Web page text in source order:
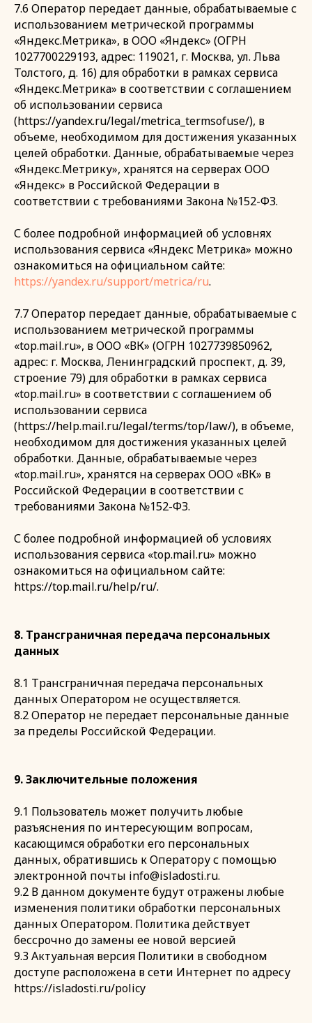
7.6 Оператор передает данные, обрабатываемые с
использованием метрической программы
«Яндекс.Метрика», в ООО «Яндекс» (ОГРН
1027700229193, адрес: 119021, г. Москва, ул. Льва
Толстого, д. 16) для обработки в рамках сервиса
«Яндекс.Метрика» в соответствии с соглашением
об использовании сервиса
(https://yandex.ru/legal/metrica_termsofuse/), в
объеме, необходимом для достижения указанных
целей обработки. Данные, обрабатываемые через
«Яндекс.Метрику», хранятся на серверах ООО
«Яндекс» в Российской Федерации в
соответствии с требованиями Закона №152-ФЗ.
С более подробной информацией об условнях
использования сервиса «Яндекс Метрика» можно
ознакомиться на официальном сайте:
https://yandex.ru/support/metrica/ru.
7.7 Оператор передает данные, обрабатываемые с
использованием метрической программы
«top.mail.ru», в ООО «ВК» (ОГРН 1027739850962,
адрес: г. Москва, Ленинградский проспект, д. 39,
строение 79) для обработки в рамках сервиса
«top.mail.ru» в соответствии с соглашением об
использовании сервиса
(https://help.mail.ru/legal/terms/top/law/), в объеме,
необходимом для достижения указанных целей
обработки. Данные, обрабатываемые через
«top.mail.ru», хранятся на серверах ООО «ВК» в
Российской Федерации в соответствии с
требованиями Закона №152-ФЗ.
С более подробной информацией об условиях
использования сервиса «top.mail.ru» можно
ознакомиться на официальном сайте:
https://top.mail.ru/help/ru/.
8. Трансграничная передача персональных
данных
8.1 Трансграничная передача персональных
данных Оператором не осуществляется.
8.2 Оператор не передает персональные данные
за пределы Российской Федерации.
9. Заключительные положения
9.1 Пользователь может получить любые
разъяснения по интересующим вопросам,
касающимся обработки его персональных
данных, обратившись к Оператору с помощью
электронной почты info@isladosti.ru.
9.2 В данном документе будут отражены любые
изменения политики обработки персональных
данных Оператором. Политика действует
бессрочно до замены ее новой версией
9.3 Актуальная версия Политики в свободном
доступе расположена в сети Интернет по адресу
https://isladosti.ru/policy